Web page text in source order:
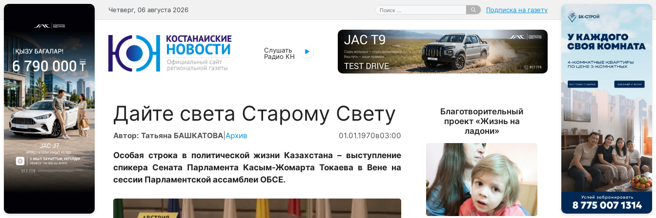
Перейти
к
содержимому
Поиск:
Четверг, 06 августа 2026 Подписка на газету
Слушать
Радио КН
Дайте света Старому Свету
Автор: Татьяна БАШКАТОВА Архив 01.01.1970в03:00
Особая строка в политической жизни Казахстана – выступление
спикера Сената Парламента Касым-Жомарта Токаева в Вене на
сессии Парламентской ассамблеи ОБСЕ.
Благотворительный
проект «Жизнь на
ладони»